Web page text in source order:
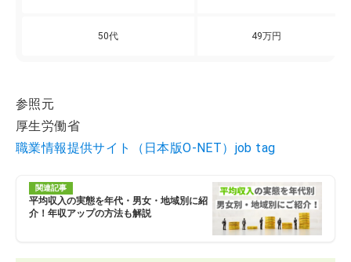
50代 49万円
参照元
厚生労働省
職業情報提供サイト（日本版O-NET）job tag
関連記事
平均収入の実態を年代・男女・地域別に紹
介！年収アップの方法も解説